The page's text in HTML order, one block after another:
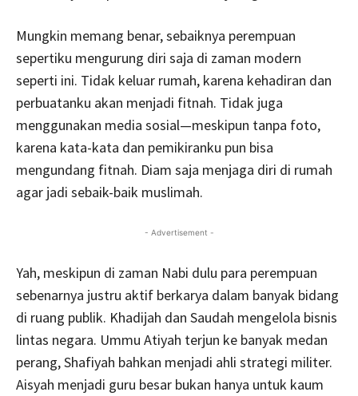
Mungkin memang benar, sebaiknya perempuan
sepertiku mengurung diri saja di zaman modern
seperti ini. Tidak keluar rumah, karena kehadiran dan
perbuatanku akan menjadi fitnah. Tidak juga
menggunakan media sosial—meskipun tanpa foto,
karena kata-kata dan pemikiranku pun bisa
mengundang fitnah. Diam saja menjaga diri di rumah
agar jadi sebaik-baik muslimah.
- Advertisement -
Yah, meskipun di zaman Nabi dulu para perempuan
sebenarnya justru aktif berkarya dalam banyak bidang
di ruang publik. Khadijah dan Saudah mengelola bisnis
lintas negara. Ummu Atiyah terjun ke banyak medan
perang, Shafiyah bahkan menjadi ahli strategi militer.
Aisyah menjadi guru besar bukan hanya untuk kaum